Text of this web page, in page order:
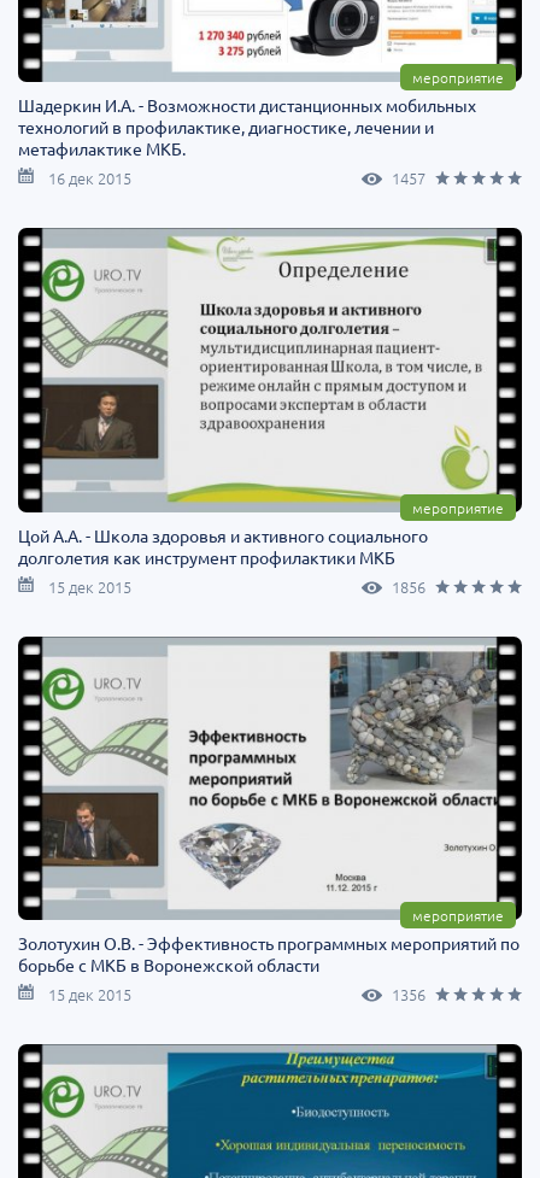
мероприятие
Шадеркин И.А. - Возможности дистанционных мобильных
технологий в профилактике, диагностике, лечении и
метафилактике МКБ.
16 дек 2015 1457
мероприятие
Цой А.А. - Школа здоровья и активного социального
долголетия как инструмент профилактики МКБ
15 дек 2015 1856
мероприятие
Золотухин О.В. - Эффективность программных мероприятий по
борьбе с МКБ в Воронежской области
15 дек 2015 1356